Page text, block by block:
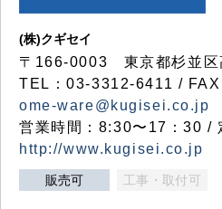
(株)クギセイ
〒166-0003 東京都杉並区
TEL：03-3312-6411 /
ome-ware@kugisei.co.jp
営業時間：8:30〜17：30 /
http://www.kugisei.co.jp
販売可 工事・取付可